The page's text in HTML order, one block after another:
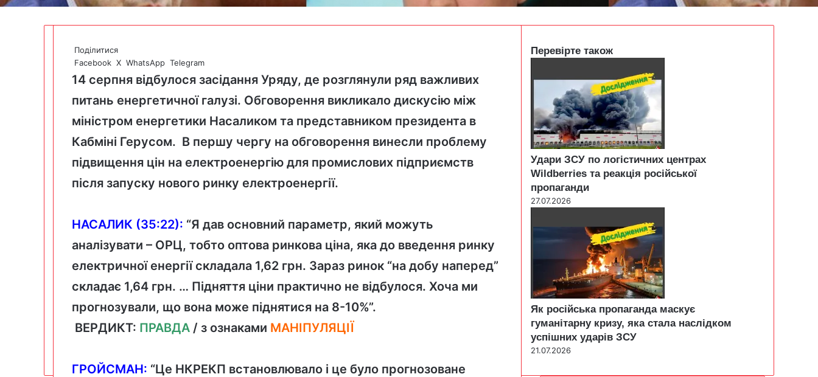
Поділитися
Facebook X WhatsApp Telegram
14 серпня відбулося засідання Уряду, де розглянули ряд важливих
питань енергетичної галузі. Обговорення викликало дискусію між
міністром енергетики Насаликом та представником президента в
Кабміні Герусом. В першу чергу на обговорення винесли проблему
підвищення цін на електроенергію для промислових підприємств
після запуску нового ринку електроенергії.
НАСАЛИК (35:22): “Я дав основний параметр, який можуть
аналізувати – ОРЦ, тобто оптова ринкова ціна, яка до введення ринку
електричної енергії складала 1,62 грн. Зараз ринок “на добу наперед”
складає 1,64 грн. … Підняття ціни практично не відбулося. Хоча ми
прогнозували, що вона може піднятися на 8-10%”.
ВЕРДИКТ: ПРАВДА / з ознаками МАНІПУЛЯЦІЇ
ГРОЙСМАН: “Це НКРЕКП встановлювало і це було прогнозоване
Перевірте також
Удари ЗСУ по логістичних центрах
Wildberries та реакція російської
пропаганди
27.07.2026
Як російська пропаганда маскує
гуманітарну кризу, яка стала наслідком
успішних ударів ЗСУ
21.07.2026